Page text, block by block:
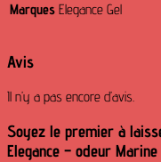
Marques Elegance Gel
Avis
Il n’y a pas encore d’avis.
Soyez le premier à
Elegance – odeur